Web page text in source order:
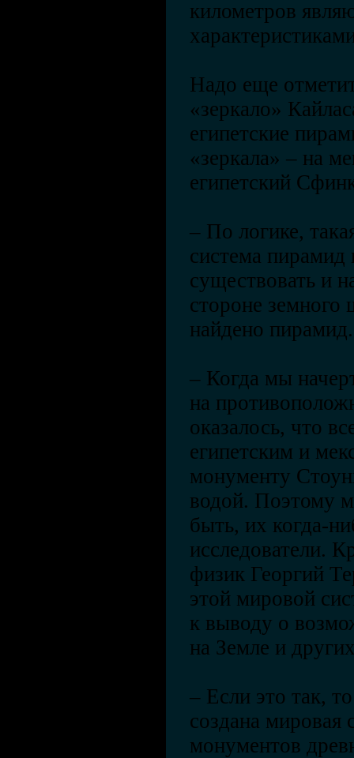
километров
Надо еще
«зеркало»
египетские
«зеркала» – на
египетский
– По логике,
система
существовать и
стороне
найдено пирамид.
– Когда мы
на
оказалось, что
египетским и
монументу
водой. Поэтому
быть, их когда-
исследователи.
физик Георгий
этой мировой
к выводу о
на Земле и
– Если это так,
создана мировая
монументов